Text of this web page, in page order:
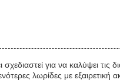
για να καλύψει
λωρίδες με